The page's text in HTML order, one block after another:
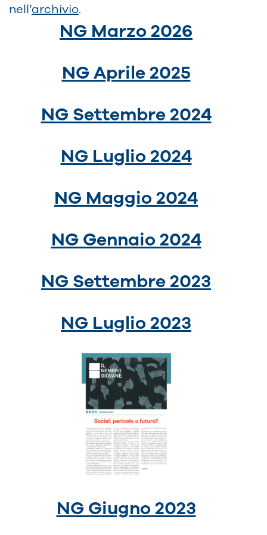
nell’archivio.
NG Marzo 2026
NG Aprile 2025
NG Settembre 2024
NG Luglio 2024
NG Maggio 2024
NG Gennaio 2024
NG Settembre 2023
NG Luglio 2023
NG Giugno 2023